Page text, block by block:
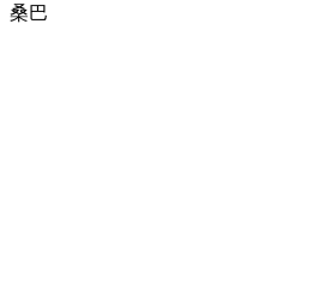
桑巴